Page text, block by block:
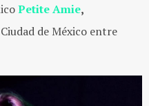
Petite Amie,
de México entre